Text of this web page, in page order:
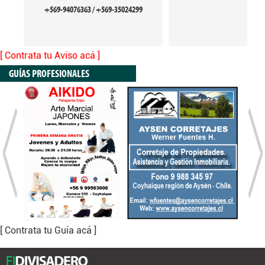
+569-94076363 / +569-35024299
[ Contrata tu Aviso acá ]
GUÍAS PROFESIONALES
[ Contrata tu Guía acá ]